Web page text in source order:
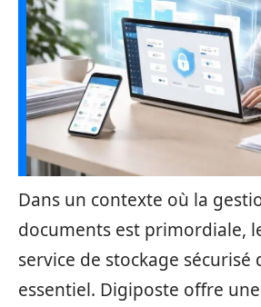
Dans un contexte où la
documents est primordiale,
service de stockage sécurisé
essentiel. Digiposte offre